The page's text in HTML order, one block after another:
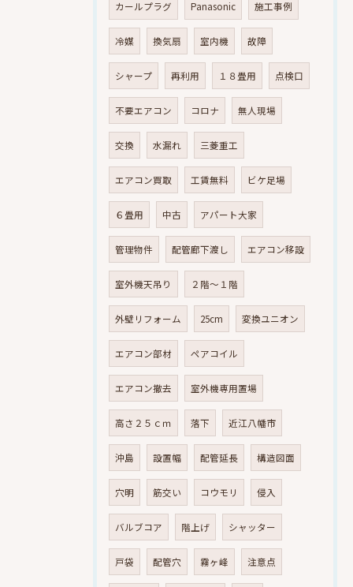
カールプラグ Panasonic 施工事例
冷媒 換気扇 室内機 故障
シャープ 再利用 １８畳用 点検口
不要エアコン コロナ 無人現場
交換 水漏れ 三菱重工
エアコン買取 工賃無料 ビケ足場
６畳用 中古 アパート大家
管理物件 配管廊下渡し エアコン移設
室外機天吊り ２階～１階
外壁リフォーム 25cm 変換ユニオン
エアコン部材 ペアコイル
エアコン撤去 室外機専用置場
高さ２５ｃｍ 落下 近江八幡市
沖島 設置幅 配管延長 構造図面
穴明 筋交い コウモリ 侵入
バルブコア 階上げ シャッター
戸袋 配管穴 霧ヶ峰 注意点